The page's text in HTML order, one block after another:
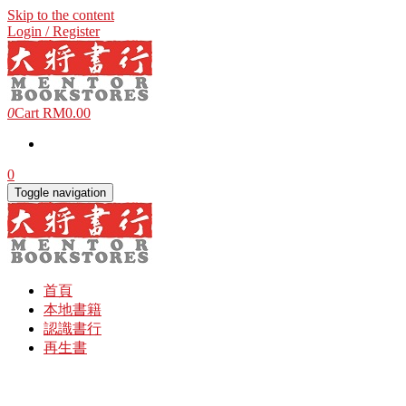
Skip to the content
Login / Register
0Cart RM0.00
0
Toggle navigation
首頁
本地書籍
認識書行
再生書